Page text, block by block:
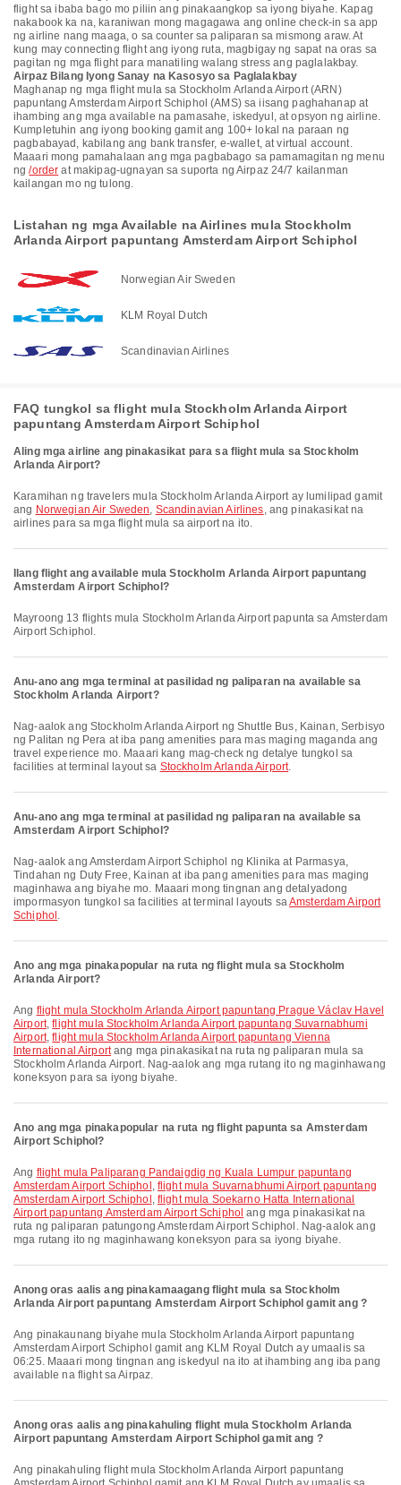
flight sa ibaba bago mo piliin ang pinakaangkop sa iyong biyahe. Kapag
nakabook ka na, karaniwan mong magagawa ang online check-in sa app
ng airline nang maaga, o sa counter sa paliparan sa mismong araw. At
kung may connecting flight ang iyong ruta, magbigay ng sapat na oras sa
pagitan ng mga flight para manatiling walang stress ang paglalakbay.
Airpaz Bilang Iyong Sanay na Kasosyo sa Paglalakbay
Maghanap ng mga flight mula sa Stockholm Arlanda Airport (ARN)
papuntang Amsterdam Airport Schiphol (AMS) sa iisang paghahanap at
ihambing ang mga available na pamasahe, iskedyul, at opsyon ng airline.
Kumpletuhin ang iyong booking gamit ang 100+ lokal na paraan ng
pagbabayad, kabilang ang bank transfer, e-wallet, at virtual account.
Maaari mong pamahalaan ang mga pagbabago sa pamamagitan ng menu
ng/order at makipag-ugnayan sa suporta ng Airpaz 24/7 kailanman
kailangan mo ng tulong.
Listahan ng mga Available na Airlines mula Stockholm
Arlanda Airport papuntang Amsterdam Airport Schiphol
Norwegian Air Sweden
KLM Royal Dutch
Scandinavian Airlines
FAQ tungkol sa flight mula Stockholm Arlanda Airport
papuntang Amsterdam Airport Schiphol
Aling mga airline ang pinakasikat para sa flight mula sa Stockholm
Arlanda Airport?
Karamihan ng travelers mula Stockholm Arlanda Airport ay lumilipad gamit
ang Norwegian Air Sweden, Scandinavian Airlines, ang pinakasikat na
airlines para sa mga flight mula sa airport na ito.
Ilang flight ang available mula Stockholm Arlanda Airport papuntang
Amsterdam Airport Schiphol?
Mayroong 13 flights mula Stockholm Arlanda Airport papunta sa Amsterdam
Airport Schiphol.
Anu-ano ang mga terminal at pasilidad ng paliparan na available sa
Stockholm Arlanda Airport?
Nag-aalok ang Stockholm Arlanda Airport ng Shuttle Bus, Kainan, Serbisyo
ng Palitan ng Pera at iba pang amenities para mas maging maganda ang
travel experience mo. Maaari kang mag-check ng detalye tungkol sa
facilities at terminal layout sa Stockholm Arlanda Airport.
Anu-ano ang mga terminal at pasilidad ng paliparan na available sa
Amsterdam Airport Schiphol?
Nag-aalok ang Amsterdam Airport Schiphol ng Klinika at Parmasya,
Tindahan ng Duty Free, Kainan at iba pang amenities para mas maging
maginhawa ang biyahe mo. Maaari mong tingnan ang detalyadong
impormasyon tungkol sa facilities at terminal layouts saAmsterdam Airport
Schiphol .
Ano ang mga pinakapopular na ruta ng flight mula sa Stockholm
Arlanda Airport?
Ang flight mula Stockholm Arlanda Airport papuntang Prague Václav Havel
Airport,flight mula Stockholm Arlanda Airport papuntang Suvarnabhumi
Airport,flight mula Stockholm Arlanda Airport papuntang Vienna
International Airportang mga pinakasikat na ruta ng paliparan mula sa
Stockholm Arlanda Airport. Nag-aalok ang mga rutang ito ng maginhawang
koneksyon para sa iyong biyahe.
Ano ang mga pinakapopular na ruta ng flight papunta sa Amsterdam
Airport Schiphol?
Ang flight mula Paliparang Pandaigdig ng Kuala Lumpur papuntang
Amsterdam Airport Schiphol , flight mula Suvarnabhumi Airport papuntang
Amsterdam Airport Schiphol , flight mula Soekarno Hatta International
Airport papuntang Amsterdam Airport Schiphol ang mga pinakasikat na
ruta ng paliparan patungong Amsterdam Airport Schiphol. Nag-aalok ang
mga rutang ito ng maginhawang koneksyon para sa iyong biyahe.
Anong oras aalis ang pinakamaagang flight mula sa Stockholm
Arlanda Airport papuntang Amsterdam Airport Schiphol gamit ang ?
Ang pinakaunang biyahe mula Stockholm Arlanda Airport papuntang
Amsterdam Airport Schiphol gamit ang KLM Royal Dutch ay umaalis sa
06:25. Maaari mong tingnan ang iskedyul na ito at ihambing ang iba pang
available na flight sa Airpaz.
Anong oras aalis ang pinakahuling flight mula Stockholm Arlanda
Airport papuntang Amsterdam Airport Schiphol gamit ang ?
Ang pinakahuling flight mula Stockholm Arlanda Airport papuntang